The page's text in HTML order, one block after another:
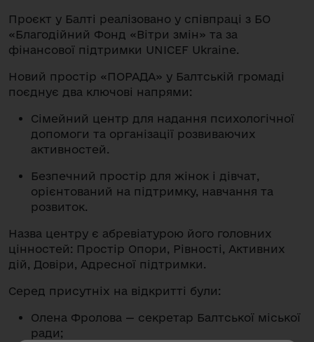
Проєкт у Балті реалізовано у співпраці з БО
«Благодійний Фонд «Вітри змін» та за
фінансової підтримки UNICEF Ukraine.
Новий простір «ПОРАДА» у Балтській громаді
поєднує два ключові напрями:
Сімейний центр для надання психологічної
допомоги та організації розвиваючих
активностей.
Безпечний простір для жінок і дівчат,
орієнтований на підтримку, навчання та
розвиток.
Назва центру є абревіатурою його головних
цінностей: Простір Опори, Рівності, Активних
дій, Довіри, Адресної підтримки.
Серед присутніх на відкритті були:
Олена Фролова — секретар Балтської міської
ради;